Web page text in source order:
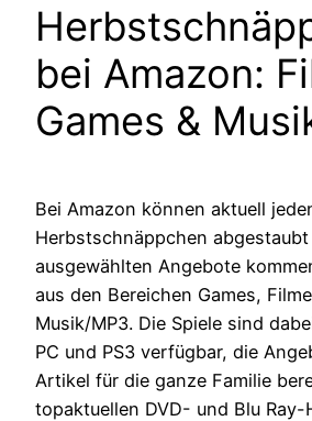
bei Amazon:
Games &
Bei Amazon können aktuell
Herbstschnäppchen
ausgewählten Angebote
aus den Bereichen Games,
Musik/MP3. Die Spiele sind
PC und PS3 verfügbar, die
Artikel für die ganze Familie
topaktuellen DVD- und Blu